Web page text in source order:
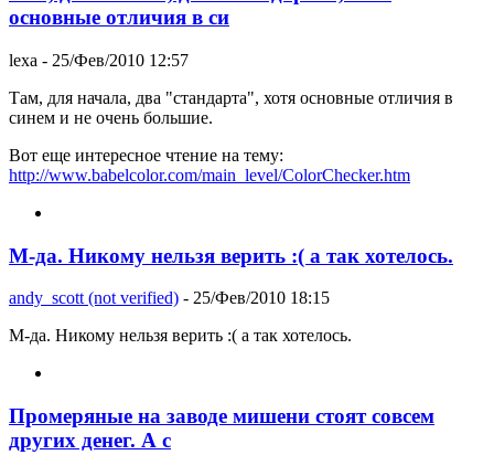
основные отличия в си
lexa - 25/Фев/2010 12:57
Там, для начала, два "стандарта", хотя основные отличия в
синем и не очень большие.
Вот еще интересное чтение на тему:
http://www.babelcolor.com/main_level/ColorChecker.htm
М-да. Никому нельзя верить :( а так хотелось.
andy_scott (not verified) - 25/Фев/2010 18:15
М-да. Никому нельзя верить :( а так хотелось.
Промеряные на заводе мишени стоят совсем
других денег. А с